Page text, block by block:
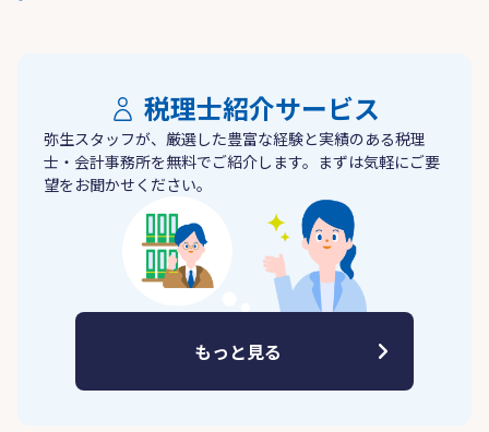
税理士紹介サービス
弥生スタッフが、厳選した豊富な経験と実績のある税理
士・会計事務所を無料でご紹介します。まずは気軽にご要
望をお聞かせください。
もっと見る